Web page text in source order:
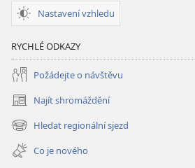
světasvěta
Nastavení vzhledu
RYCHLÉ ODKAZY
Požádejte o návštěvu
Najít shromáždění
(otevřeno
nové
okno)
Hledat regionální sjezd
(otevřeno
nové
okno)
Co je nového